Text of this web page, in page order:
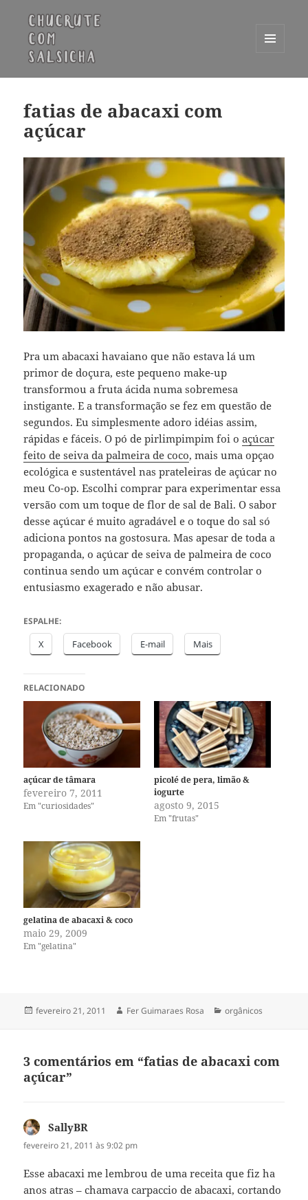
WIDGETS
fatias de abacaxi com
açúcar
Pra um abacaxi havaiano que não estava lá um
primor de doçura, este pequeno make-up
transformou a fruta ácida numa sobremesa
instigante. E a transformação se fez em questão de
segundos. Eu simplesmente adoro idéias assim,
rápidas e fáceis. O pó de pirlimpimpim foi oaçúcar
feito de seiva da palmeira de coco, mais uma opçao
ecológica e sustentável nas prateleiras de açúcar no
meu Co-op. Escolhi comprar para experimentar essa
versão com um toque de flor de sal de Bali. O sabor
desse açúcar é muito agradável e o toque do sal só
adiciona pontos na gostosura. Mas apesar de toda a
propaganda, o açúcar de seiva de palmeira de coco
continua sendo um açúcar e convém controlar o
entusiasmo exagerado e não abusar.
ESPALHE:
X Facebook E-mail Mais
RELACIONADO
açúcar de tâmara
fevereiro 7, 2011
Em "curiosidades"
picolé de pera, limão &
iogurte
agosto 9, 2015
Em "frutas"
gelatina de abacaxi & coco
maio 29, 2009
Em "gelatina"
Publicado
fevereiro 21, 2011 Autor
Fer Guimaraes Rosa Categorias
orgânicos
3 comentários em “fatias de abacaxi com
açúcar”
SallyBR
fevereiro 21, 2011 às 9:02 pm
Esse abacaxi me lembrou de uma receita que fiz ha
anos atras – chamava carpaccio de abacaxi, cortando